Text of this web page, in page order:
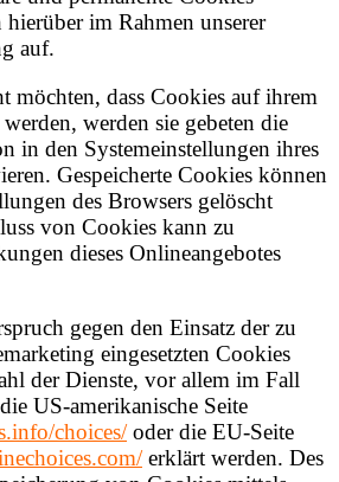
hierüber im Rahmen unserer
auf.
möchten, dass Cookies auf ihrem
werden sie gebeten die
in den Systemeinstellungen ihres
Gespeicherte Cookies können
des Browsers gelöscht
von Cookies kann zu
dieses Onlineangebotes
gegen den Einsatz der zu
eingesetzten Cookies
der Dienste, vor allem im Fall
US-amerikanische Seite
choices/oder die EU-Seite
erklärt werden. Des